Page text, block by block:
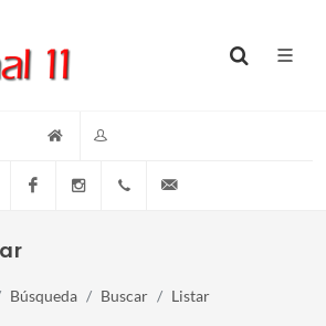
YouTube FacebookInstagram(+54)(9)3548-576073
Búsqueda Buscar Listar